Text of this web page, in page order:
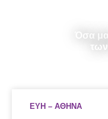
Όσα
EYH – ΑΘΗΝΑ